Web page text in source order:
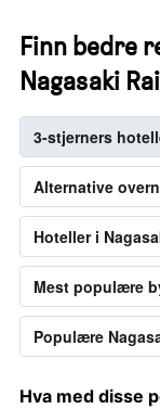
Finn bedre
Nagasaki
3-stjerners
Alternative
Hoteller i
Mest populære
Populære
Hva med disse